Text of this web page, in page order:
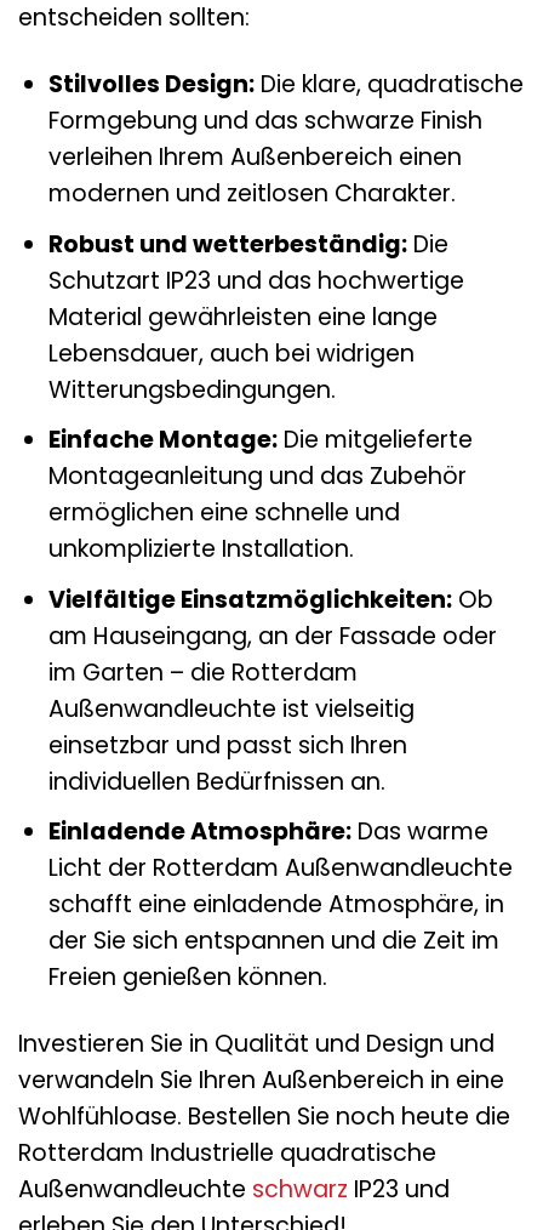
entscheiden sollten:
Stilvolles Design:Die klare, quadratische
Formgebung und das schwarze Finish
verleihen Ihrem Außenbereich einen
modernen und zeitlosen Charakter.
Robust und wetterbeständig:Die
Schutzart IP23 und das hochwertige
Material gewährleisten eine lange
Lebensdauer, auch bei widrigen
Witterungsbedingungen.
Einfache Montage:Die mitgelieferte
Montageanleitung und das Zubehör
ermöglichen eine schnelle und
unkomplizierte Installation.
Vielfältige Einsatzmöglichkeiten:Ob
am Hauseingang, an der Fassade oder
im Garten – die Rotterdam
Außenwandleuchte ist vielseitig
einsetzbar und passt sich Ihren
individuellen Bedürfnissen an.
Einladende Atmosphäre:Das warme
Licht der Rotterdam Außenwandleuchte
schafft eine einladende Atmosphäre, in
der Sie sich entspannen und die Zeit im
Freien genießen können.
Investieren Sie in Qualität und Design und
verwandeln Sie Ihren Außenbereich in eine
Wohlfühloase. Bestellen Sie noch heute die
Rotterdam Industrielle quadratische
Außenwandleuchte schwarz IP23 und